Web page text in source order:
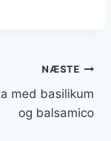
NÆSTE
med basilikum
og balsamico